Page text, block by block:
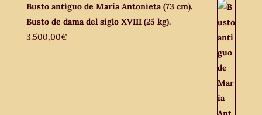
Busto antiguo de María Antonieta (73 cm).
Busto de dama del siglo XVIII (25 kg).
3.500,00€